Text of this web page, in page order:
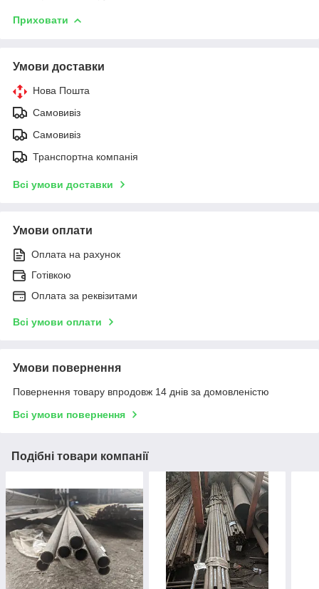
Приховати
Умови доставки
Нова Пошта
Самовивіз
Самовивіз
Транспортна компанія
Всі умови доставки
Умови оплати
Оплата на рахунок
Готівкою
Оплата за реквізитами
Всі умови оплати
Умови повернення
Повернення товару впродовж 14 днів за домовленістю
Всі умови повернення
Подібні товари компанії